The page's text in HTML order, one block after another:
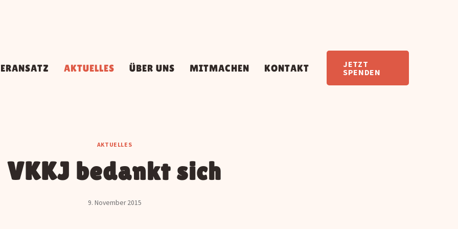
AKTUELLES ÜBER UNS MITMACHEN KONTAKT
JETZT
SPENDEN
AKTUELLES
VKKJ bedankt sich
9. November 2015